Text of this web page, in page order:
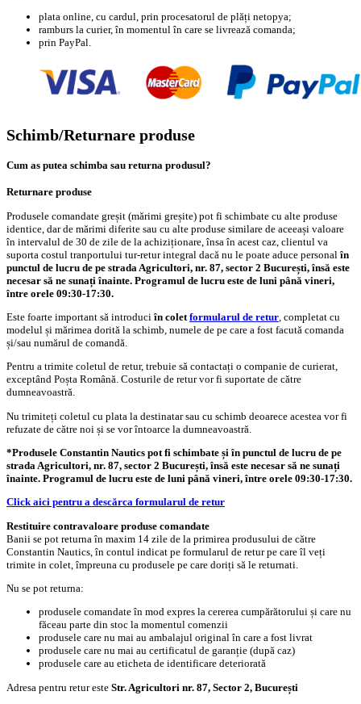
plata online, cu cardul, prin procesatorul de plăți netopya;
ramburs la curier, în momentul în care se livrează comanda;
prin PayPal.
Schimb/Returnare produse
Cum as putea schimba sau returna produsul?
Returnare produse
Produsele comandate greșit (mărimi greșite) pot fi schimbate cu alte produse
identice, dar de mărimi diferite sau cu alte produse similare de aceeași valoare
în intervalul de 30 de zile de la achiziționare, însa în acest caz, clientul va
suporta costul tranportului tur-retur integral dacă nu le poate aduce personal în
punctul de lucru de pe strada Agricultori, nr. 87, sector 2 București, însă este
necesar să ne sunați înainte. Programul de lucru este de luni până vineri,
între orele 09:30-17:30.
Este foarte important să introduci în colet formularul de retur, completat cu
modelul și mărimea dorită la schimb, numele de pe care a fost facută comanda
și/sau numărul de comandă.
Pentru a trimite coletul de retur, trebuie să contactați o companie de curierat,
exceptând Poșta Română. Costurile de retur vor fi suportate de către
dumneavoastră.
Nu trimiteți coletul cu plata la destinatar sau cu schimb deoarece acestea vor fi
refuzate de către noi și se vor întoarce la dumneavoastră.
*Produsele Constantin Nautics pot fi schimbate și în punctul de lucru de pe
strada Agricultori, nr. 87, sector 2 București, însă este necesar să ne sunați
înainte. Programul de lucru este de luni până vineri, între orele 09:30-17:30.
Click aici pentru a descărca formularul de retur
Restituire contravaloare produse comandate
Banii se pot returna în maxim 14 zile de la primirea produsului de către
Constantin Nautics, în contul indicat pe formularul de retur pe care îl veți
trimite in colet, împreuna cu produsele pe care doriți să le returnati.
Nu se pot returna:
produsele comandate în mod expres la cererea cumpărătorului și care nu
făceau parte din stoc la momentul comenzii
produsele care nu mai au ambalajul original în care a fost livrat
produsele care nu mai au certificatul de garanție (după caz)
produsele care au eticheta de identificare deteriorată
Adresa pentru retur este Str. Agricultori nr. 87, Sector 2, București